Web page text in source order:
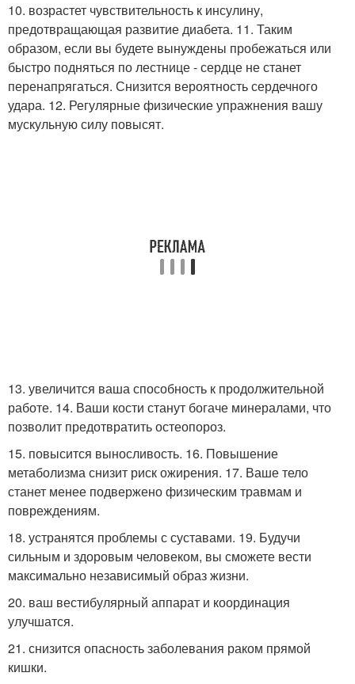
10. возрастет чувствительность к инсулину,
предотвращающая развитие диабета. 11. Таким
образом, если вы будете вынуждены пробежаться или
быстро подняться по лестнице - сердце не станет
перенапрягаться. Снизится вероятность сердечного
удара. 12. Регулярные физические упражнения вашу
мускульную силу повысят.
13. увеличится ваша способность к продолжительной
работе. 14. Ваши кости станут богаче минералами, что
позволит предотвратить остеопороз.
15. повысится выносливость. 16. Повышение
метаболизма снизит риск ожирения. 17. Ваше тело
станет менее подвержено физическим травмам и
повреждениям.
18. устранятся проблемы с суставами. 19. Будучи
сильным и здоровым человеком, вы сможете вести
максимально независимый образ жизни.
20. ваш вестибулярный аппарат и координация
улучшатся.
21. снизится опасность заболевания раком прямой
кишки.